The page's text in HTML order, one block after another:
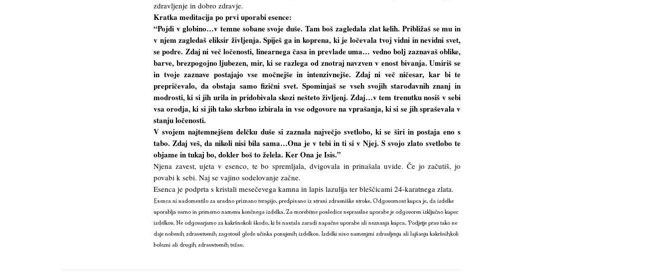
zdravljenje in dobro zdravje.
Kratka meditacija po prvi uporabi esence:
“Pojdi v globino…v temne sobane svoje duše. Tam boš zagledala zlat kelih. Približaš se mu in
v njem zagledaš eliksir življenja. Spiješ ga in koprena, ki je ločevala tvoj vidni in nevidni svet,
se podre. Zdaj ni več ločenosti, linearnega časa in prevlade uma… vedno bolj zaznavaš oblike,
barve, brezpogojno ljubezen, mir, ki se razlega od znotraj navzven v enost bivanja. Umiriš se
in tvoje zaznave postajajo vse močnejše in intenzivnejše. Zdaj ni več ničesar, kar bi te
prepričevalo, da obstaja samo fizični svet. Spominjaš se vseh svojih starodavnih znanj in
modrosti, ki si jih urila in pridobivala skozi nešteto življenj. Zdaj…v tem trenutku nosiš v sebi
vsa orodja, ki si jih tako skrbno izbirala in vse odgovore na vprašanja, ki si se jih spraševala v
stanju ločenosti.
V svojem najtemnejšem delčku duše si zaznala največjo svetlobo, ki se širi in postaja eno s
tabo. Zdaj veš, da nikoli nisi bila sama…Ona je v tebi in ti si v Njej. S svojo zlato svetlobo te
objame in tukaj bo, dokler boš to želela. Ker Ona je Isis.”
Njena zavest, ujeta v esenco, te bo spremljala, dvigovala in prinašala uvide. Če jo začutiš, jo
povabi k sebi. Naj se vajino sodelovanje začne.
Esenca je podprta s kristali mesečevega kamna in lapis lazulija ter bleščicami 24-karatnega zlata.
Esenca ni nadomestilo za uradno priznano terapijo, predpisano iz strani zdravniške stroke. Odgovornost kupca je, da izdelke
uporablja varno in primerno namenu končnega izdelka. Za morebitne posledice nepravilne uporabe je odgovoren izključno kupec
izdelkov. Ne odgovarjamo za kakršnokoli škodo, ki bi nastala zaradi napačne uporabe ali neznanja kupca. Podjetje prav tako ne
daje nobenih zdravstvenih zagotovil glede učinka ponujenih izdelkov. Izdelki niso namenjeni zdravljenju ali lajšanju kakršnihkoli
bolezni ali drugih zdravstvenih težav.